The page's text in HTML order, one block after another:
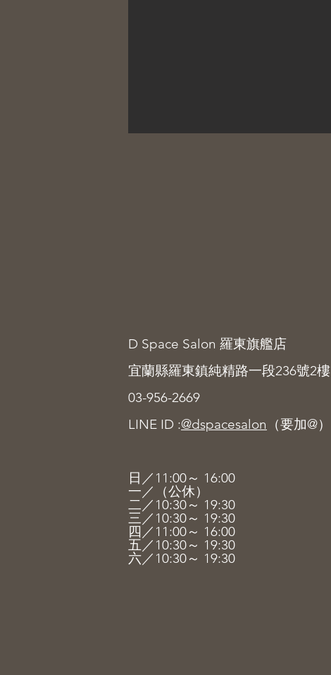
D Space Salon 羅東旗艦店
宜蘭縣羅東鎮純精路一段236號2樓
03-956-2669
LINE ID :@dspacesalon （要加@）
日／11:00～ 16:00
一／（公休）
二／10:30～ 19:30
三／10:30～ 19:30
四／11:00～ 16:00
五／10:30～ 19:30
六／10:30～ 19:30